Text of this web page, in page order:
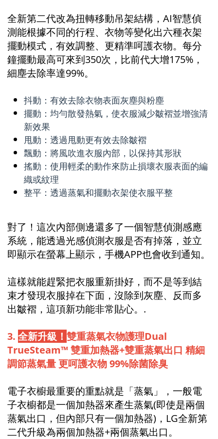
全新第二代改為扭轉移動吊架結構，AI智慧偵
測能根據不同的行程、衣物等變化出六種衣架
擺動模式，有效調整、更精準呵護衣物。每分
鐘擺動最高可來到350次，比前代大增175%，
細塵去除率達99%。
抖動：有效去除衣物表面灰塵與粉塵
擺動：均勻散發熱氣，使衣服減少皺褶並增強清
新效果
甩動：透過甩動更有效去除皺褶
飄動：將風吹進衣服內部，以保持其形狀
搖動：使用輕柔的動作來防止損壞衣服表面的編
織或紋理
整平：透過蒸氣和擺動衣架使衣服平整
對了！這次內部側邊還多了一個智慧偵測感應
系統，能透過光感偵測衣服是否有掉落，並立
即顯示在螢幕上顯示，手機APP也會收到通知。
這樣就能趕緊把衣服重新掛好，而不是等到結
束才發現衣服掉在下面，沒除到灰塵、反而多
出皺褶，這項新功能非常貼心。.
3. 全新升級！ 雙重蒸氣衣物護理Dual
TrueSteam™ 雙重加熱器+雙重蒸氣出口 精細
調節蒸氣量 更呵護衣物 99%除菌除臭
電子衣櫥最重要的重點就是「蒸氣」，一般電
子衣櫥都是一個加熱器來產生蒸氣(即使是兩個
蒸氣出口，但內部只有一個加熱器)，LG全新第
二代升級為兩個加熱器+兩個蒸氣出口。